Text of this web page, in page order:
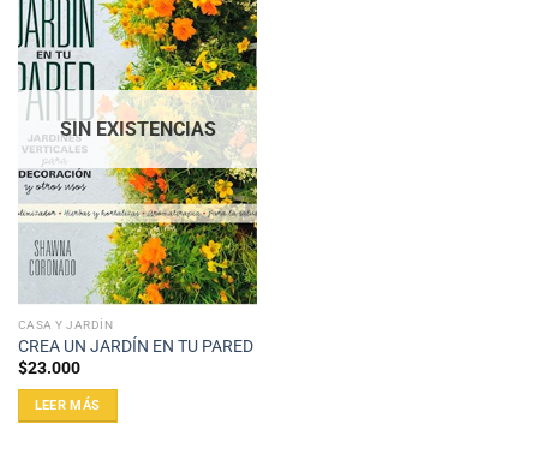
SIN EXISTENCIAS
CASA Y JARDÍN
CREA UN JARDÍN EN TU PARED
$23.000
LEER MÁS